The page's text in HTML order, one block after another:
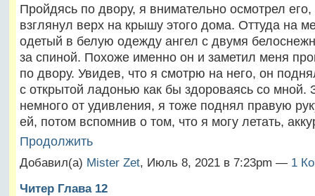
Пройдясь по двору, я внимательно осмотрел его,
взглянул верх на крышу этого дома. Оттуда на
одетый в белую одежду ангел с двумя
за спиной. Похоже именно он и заметил меня
по двору. Увидев, что я смотрю на него, он
с открытой ладонью как бы здороваясь со мной.
немного от удивления, я тоже поднял правую
ей, потом вспомнив о том, что я могу летать,
Продолжить
Добавил(а) Mister Zet, Июль 8, 2021 в 7:23pm — 1
Читер Глава 12